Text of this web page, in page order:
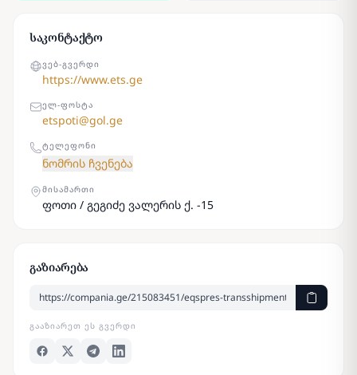
საკონტაქტო
ᲕᲔᲑ-ᲒᲕᲔᲠᲓᲘ
https://www.ets.ge
ᲔᲚ-ᲤᲝᲡᲢᲐ
etspoti@gol.ge
ᲢᲔᲚᲔᲤᲝᲜᲘ
ნომრის ჩვენება
ᲛᲘᲡᲐᲛᲐᲠᲗᲘ
ფოთი / გეგიძე ვალერის ქ. -15
გაზიარება
ᲒᲐᲐᲖᲘᲐᲠᲔᲗ ᲔᲡ ᲒᲕᲔᲠᲓᲘ